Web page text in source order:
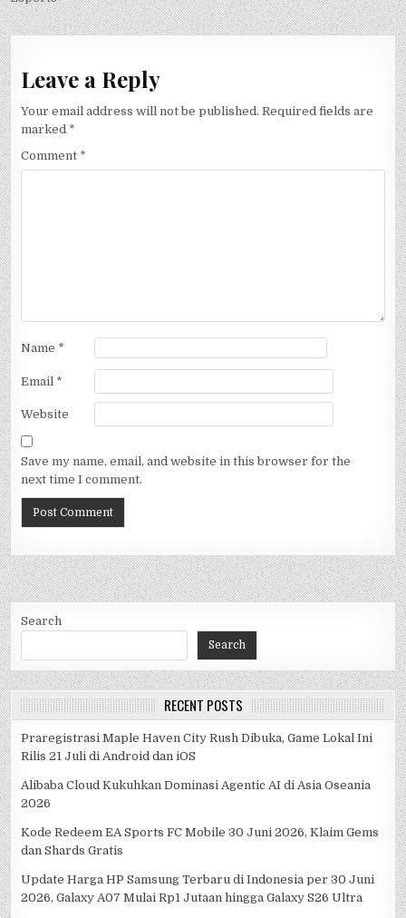
Leave a Reply
Your email address will not be published. Required fields are
marked *
Comment *
Name *
Email *
Website
Save my name, email, and website in this browser for the
next time I comment.
Search
Search
RECENT POSTS
Praregistrasi Maple Haven City Rush Dibuka, Game Lokal Ini
Rilis 21 Juli di Android dan iOS
Alibaba Cloud Kukuhkan Dominasi Agentic AI di Asia Oseania
2026
Kode Redeem EA Sports FC Mobile 30 Juni 2026, Klaim Gems
dan Shards Gratis
Update Harga HP Samsung Terbaru di Indonesia per 30 Juni
2026, Galaxy A07 Mulai Rp1 Jutaan hingga Galaxy S26 Ultra